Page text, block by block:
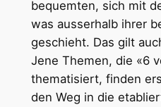
bequemten, sich mit
was ausserhalb ihrer
geschieht. Das gilt
Jene Themen, die «6
thematisiert, finden
den Weg in die